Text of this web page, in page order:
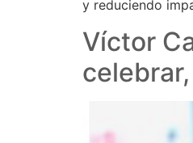
y reduciendo
Víctor